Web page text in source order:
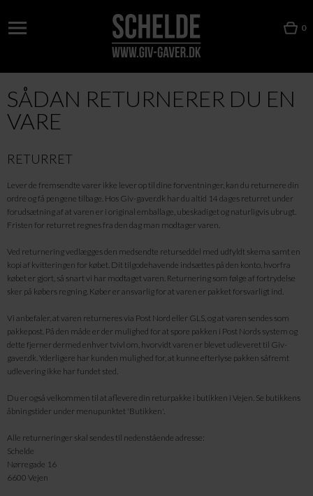
0
SÅDAN RETURNERER DU EN
VARE
RETURRET
Lever de fremsendte varer ikke lever op til dine forventninger, kan du returnere din
ordre og få pengene tilbage. Hos Giv-gaver.dk har du altid 14 dages returret under
forudsætning af at varen er i original emballage, ubeskadiget og naturligvis ubrugt.
Fristen for returret regnes fra den dag man modtager varen.
Ved returnering vedlægges den medsendte returseddel med udfyldt skema samt en
kopi af kvitteringen for købet. Dit tilgodehavende indsættes på den konto, hvorfra
købet er gjort, så snart vi har modtaget varen. Returnering som følge af fortrydelse
sker på købers regning. Køber er ansvarlig for at varen er pakket forsvarligt ind.
Vi anbefaler, at varen returneres via Post Nord eller GLS, og at varen sendes som
pakkepost. På den måde er der mulighed for at spore pakken i Post Nords system og
dette fjerner dermed enhver tvivl om, hvorvidt varen er blevet udleveret til Giv-
gaver.dk. Yderligere har kunden mulighed for, at kunne efterlyse pakken såfremt
udlevering ikke har fundet sted.
Du er også velkommen til at aflevere din returpakke i butikken i Vejen. Se butikkens
åbningstider under menupunktet 'Butikken'.
Alle returneringer skal sendes til nedenstående adresse:
Schelde
Nørregade 16
6600 Vejen